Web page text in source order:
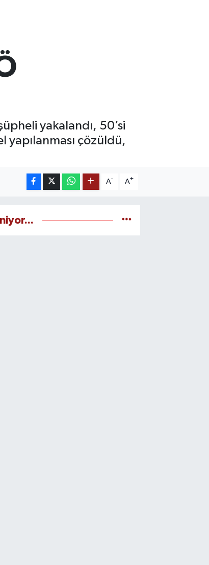
yakalandı, 50’si
çözüldü,
A- A+